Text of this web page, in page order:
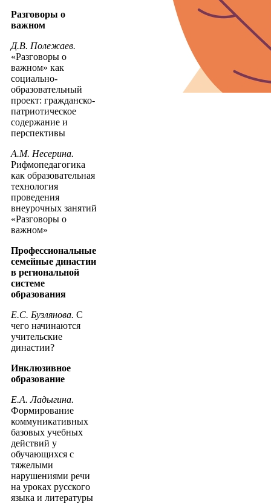
Разговоры о
важном
Д.В. Полежаев.
«Разговоры о
важном» как
социально-
образовательный
проект: гражданско-
патриотическое
содержание и
перспективы
А.М. Несерина.
Рифмопедагогика
как образовательная
технология
проведения
внеурочных занятий
«Разговоры о
важном»
Профессиональные
семейные династии
в региональной
системе
образования
Е.С. Бузлянова. С
чего начинаются
учительские
династии?
Инклюзивное
образование
Е.А. Ладыгина.
Формирование
коммуникативных
базовых учебных
действий у
обучающихся с
тяжелыми
нарушениями речи
на уроках русского
языка и литературы